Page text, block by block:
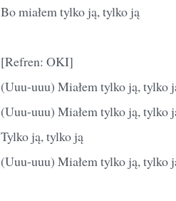
Bo miałem tylko ją, tylko ją
[Refren: OKI]
(Uuu-uuu) Miałem tylko ją, tylko
(Uuu-uuu) Miałem tylko ją, tylko
Tylko ją, tylko ją
(Uuu-uuu) Miałem tylko ją, tylko